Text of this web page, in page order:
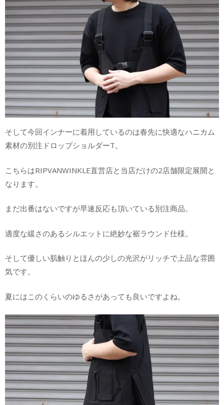
そして今回インナーに着用しているのは春先に快適なハニカム
素材の別注ドロップショルダーT。
こちらはRIPVANWINKLE直営店と当店だけの2店舗限定展開と
なります。
まだ出番はないですが早速反応も頂いている別注商品。
適度な緩さのあるシルエットに絶妙な裾ラウンド仕様。
そして優しい肌触りとほんの少しの光沢がリッチで上品な雰囲
気です。
夏にはこのくらいのゆるさがあっても良いですよね。